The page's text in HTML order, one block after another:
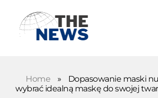
Home »
Dopasowanie maski
wybrać idealną maskę do swojej